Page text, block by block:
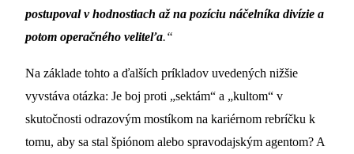
postupoval v hodnostiach až na pozíciu náčelníka divízie a
potom operačného veliteľa.“
Na základe tohto a ďalších príkladov uvedených nižšie
vyvstáva otázka: Je boj proti „sektám“ a „kultom“ v
skutočnosti odrazovým mostíkom na kariérnom rebríčku k
tomu, aby sa stal špiónom alebo spravodajským agentom? A